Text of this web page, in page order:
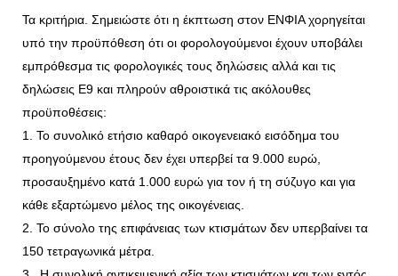
Τα κριτήρια. Σημειώστε ότι η έκπτωση στον ΕΝΦΙΑ χορηγείται
υπό την προϋπόθεση ότι οι φορολογούμενοι έχουν υποβάλει
εμπρόθεσμα τις φορολογικές τους δηλώσεις αλλά και τις
δηλώσεις Ε9 και πληρούν αθροιστικά τις ακόλουθες
προϋποθέσεις:
1. Το συνολικό ετήσιο καθαρό οικογενειακό εισόδημα του
προηγούμενου έτους δεν έχει υπερβεί τα 9.000 ευρώ,
προσαυξημένο κατά 1.000 ευρώ για τον ή τη σύζυγο και για
κάθε εξαρτώμενο μέλος της οικογένειας.
2. Το σύνολο της επιφάνειας των κτισμάτων δεν υπερβαίνει τα
150 τετραγωνικά μέτρα.